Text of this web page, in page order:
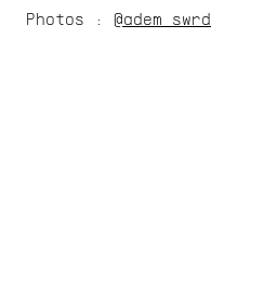
Photos : @adem_swrd